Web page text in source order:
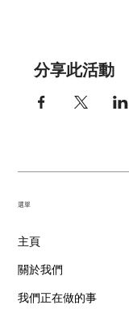
分享此活動
主頁
關於我們
我們正在做的事
​選單